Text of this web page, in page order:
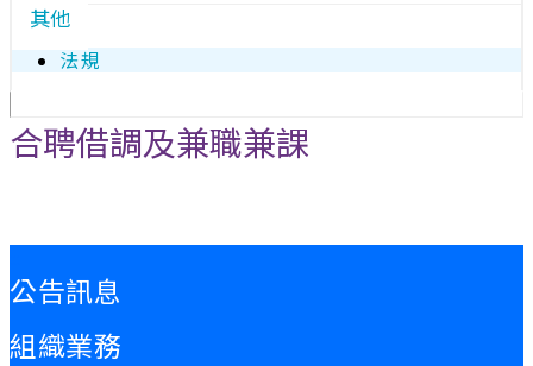
其他
法規
合聘借調及兼職兼課
公告訊息
組織業務